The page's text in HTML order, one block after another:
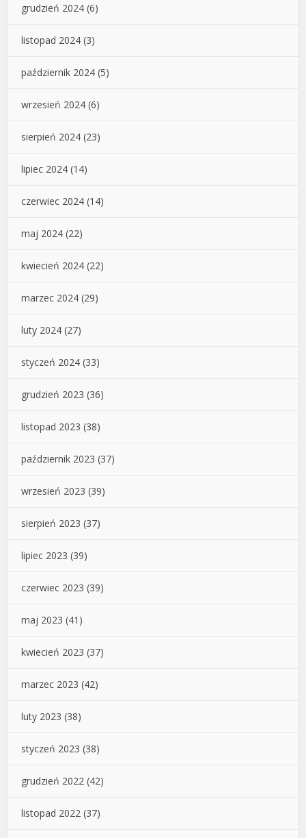
grudzień 2024 (6)
listopad 2024 (3)
październik 2024 (5)
wrzesień 2024 (6)
sierpień 2024 (23)
lipiec 2024 (14)
czerwiec 2024 (14)
maj 2024 (22)
kwiecień 2024 (22)
marzec 2024 (29)
luty 2024 (27)
styczeń 2024 (33)
grudzień 2023 (36)
listopad 2023 (38)
październik 2023 (37)
wrzesień 2023 (39)
sierpień 2023 (37)
lipiec 2023 (39)
czerwiec 2023 (39)
maj 2023 (41)
kwiecień 2023 (37)
marzec 2023 (42)
luty 2023 (38)
styczeń 2023 (38)
grudzień 2022 (42)
listopad 2022 (37)